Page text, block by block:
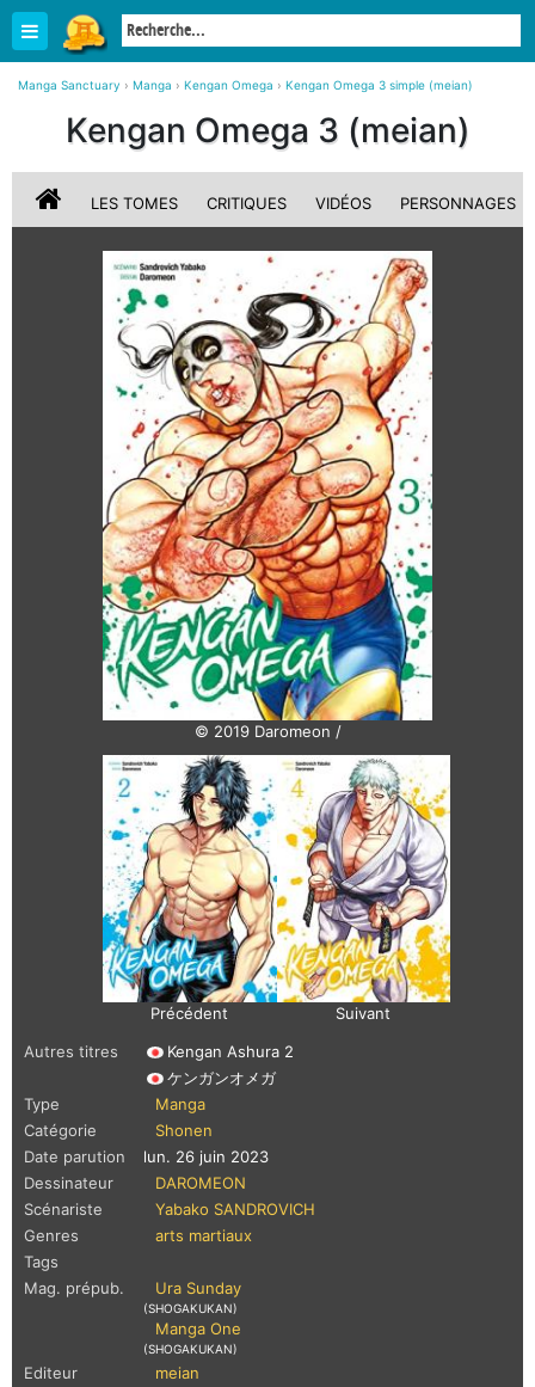
Manga Sanctuary › Manga › Kengan Omega › Kengan Omega 3 simple (meian)
Kengan Omega 3 (meian)
LES TOMES CRITIQUES VIDÉOS PERSONNAGES
© 2019 Daromeon /
Précédent
Suivant
Autres titres
Kengan Ashura 2
ケンガンオメガ
Type
Manga
Catégorie
Shonen
Date parution
lun. 26 juin 2023
Dessinateur
DAROMEON
Scénariste
Yabako SANDROVICH
Genres
arts martiaux
Tags
Mag. prépub.
Ura Sunday
(SHOGAKUKAN)
Manga One
(SHOGAKUKAN)
Editeur
meian